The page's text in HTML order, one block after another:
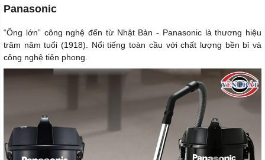
Panasonic
“Ông lớn” công nghệ đến từ Nhật Bản - Panasonic là thương hiệu
trăm năm tuổi (1918). Nổi tiếng toàn cầu với chất lượng bền bỉ và
công nghệ tiên phong.